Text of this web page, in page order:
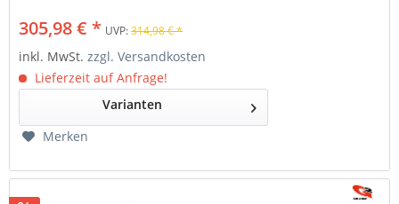
305,98 € * UVP:314,98 € *
inkl. MwSt.zzgl. Versandkosten
Lieferzeit auf Anfrage!
Varianten
Merken